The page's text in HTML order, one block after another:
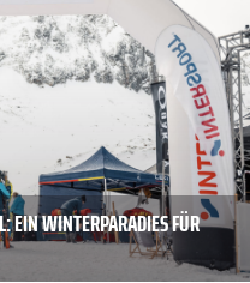
EIN WINTERPARADIES FÜR